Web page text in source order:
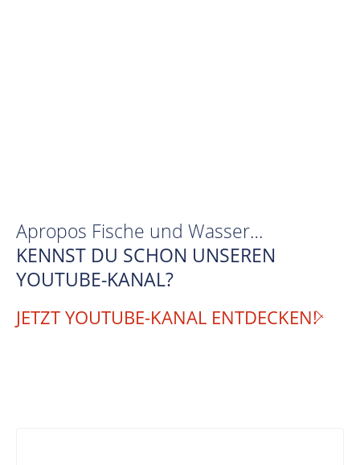
Apropos Fische und Wasser…
KENNST DU SCHON UNSEREN
YOUTUBE-KANAL?
JETZT YOUTUBE-KANAL ENTDECKEN!